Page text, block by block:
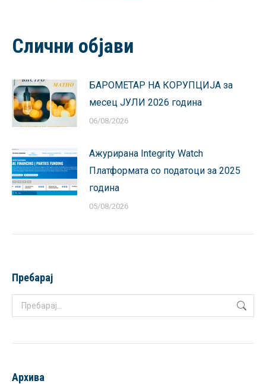
Слични објави
БАРОМЕТАР НА КОРУПЦИЈА за
месец ЈУЛИ 2026 година
06/08/2026
Ажурирана Integrity Watch
Платформата со податоци за 2025
година
05/08/2026
Пребарај
Search:
Архива